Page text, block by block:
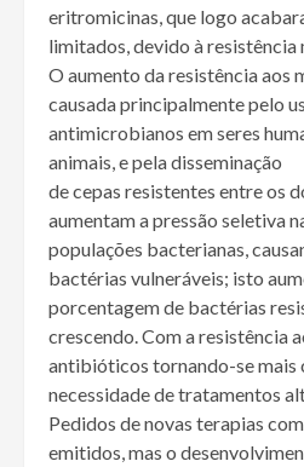
eritromicinas, que logo
limitados, devido à resistência
O aumento da resistência aos
causada principalmente pelo
antimicrobianos em seres
animais, e pela disseminação
de cepas resistentes entre os
aumentam a pressão seletiva
populações bacterianas,
bactérias vulneráveis; isto
porcentagem de bactérias
crescendo. Com a resistência
antibióticos tornando-se mais
necessidade de tratamentos
Pedidos de novas terapias
emitidos, mas o